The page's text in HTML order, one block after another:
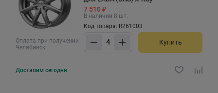
Оплата при получении
Челябинск
7 510 ₽
В наличии 8 шт.
Код товара: R261003
Купить
Доставим сегодня